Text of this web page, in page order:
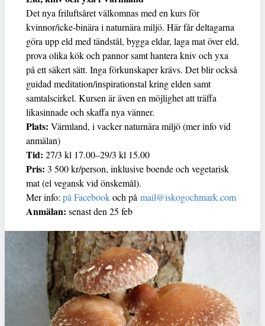
Det nya friluftsåret välkomnas med en kurs för
kvinnor/icke-binära i naturnära miljö. Här får deltagarna
göra upp eld med tändstål, bygga eldar, laga mat över eld,
prova olika kök och pannor samt hantera kniv och yxa
på ett säkert sätt. Inga förkunskaper krävs. Det blir också
guidad meditation/inspirationstal kring elden samt
samtalscirkel. Kursen är även en möjlighet att träffa
likasinnade och skaffa nya vänner.
Plats: Värmland, i vacker naturnära miljö (mer info vid
anmälan)
Tid: 27/3 kl 17.00–29/3 kl 15.00
Pris: 3 500 kr/person, inklusive boende och vegetarisk
mat (el vegansk vid önskemål).
Mer info: på Facebookoch på mail@iskogochmark.com
Anmälan: senast den 25 feb